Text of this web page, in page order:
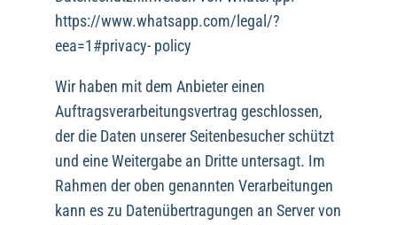
https://www.whatsapp.com/legal/?
eea=1#privacy- policy
Wir haben mit dem Anbieter einen
Auftragsverarbeitungsvertrag geschlossen,
der die Daten unserer Seitenbesucher schützt
und eine Weitergabe an Dritte untersagt. Im
Rahmen der oben genannten Verarbeitungen
kann es zu Datenübertragungen an Server von